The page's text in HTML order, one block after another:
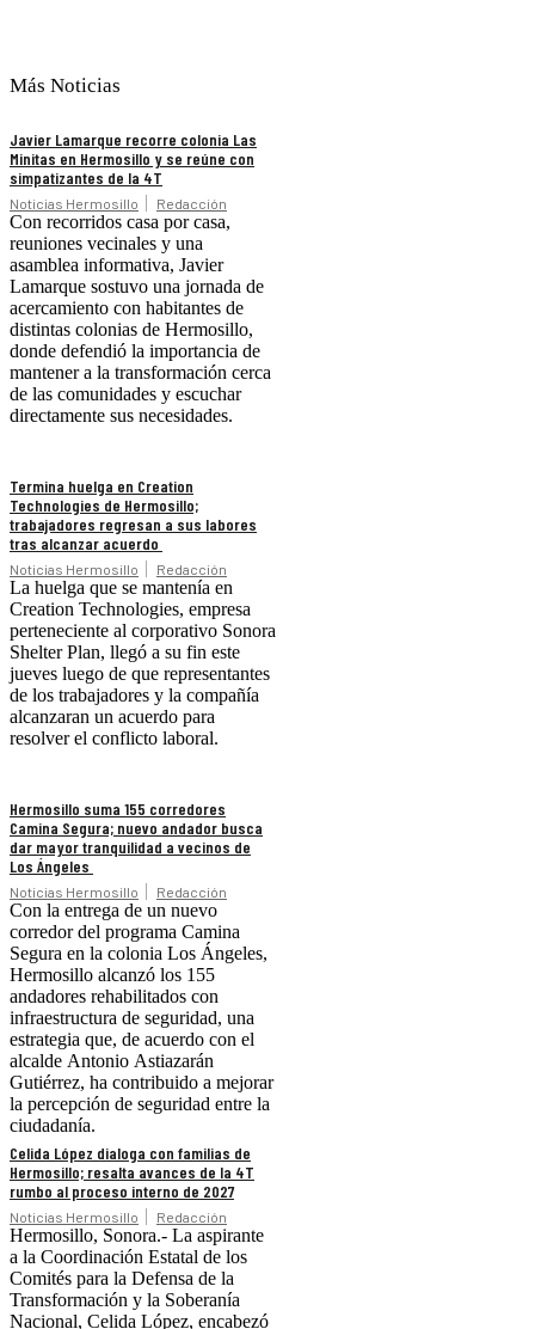
Más Noticias
Javier Lamarque recorre colonia Las
Minitas en Hermosillo y se reúne con
simpatizantes de la 4T
Noticias Hermosillo Redacción
Con recorridos casa por casa,
reuniones vecinales y una
asamblea informativa, Javier
Lamarque sostuvo una jornada de
acercamiento con habitantes de
distintas colonias de Hermosillo,
donde defendió la importancia de
mantener a la transformación cerca
de las comunidades y escuchar
directamente sus necesidades.
Termina huelga en Creation
Technologies de Hermosillo;
trabajadores regresan a sus labores
tras alcanzar acuerdo
Noticias Hermosillo Redacción
La huelga que se mantenía en
Creation Technologies, empresa
perteneciente al corporativo Sonora
Shelter Plan, llegó a su fin este
jueves luego de que representantes
de los trabajadores y la compañía
alcanzaran un acuerdo para
resolver el conflicto laboral.
Hermosillo suma 155 corredores
Camina Segura; nuevo andador busca
dar mayor tranquilidad a vecinos de
Los Ángeles
Noticias Hermosillo Redacción
Con la entrega de un nuevo
corredor del programa Camina
Segura en la colonia Los Ángeles,
Hermosillo alcanzó los 155
andadores rehabilitados con
infraestructura de seguridad, una
estrategia que, de acuerdo con el
alcalde Antonio Astiazarán
Gutiérrez, ha contribuido a mejorar
la percepción de seguridad entre la
ciudadanía.
Celida López dialoga con familias de
Hermosillo; resalta avances de la 4T
rumbo al proceso interno de 2027
Noticias Hermosillo Redacción
Hermosillo, Sonora.- La aspirante
a la Coordinación Estatal de los
Comités para la Defensa de la
Transformación y la Soberanía
Nacional, Celida López, encabezó